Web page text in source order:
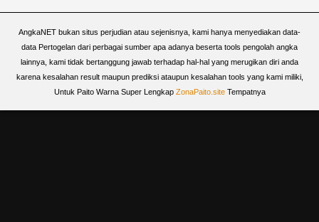
AngkaNET bukan situs perjudian atau sejenisnya, kami hanya menyediakan data-
data Pertogelan dari perbagai sumber apa adanya beserta tools pengolah angka
lainnya, kami tidak bertanggung jawab terhadap hal-hal yang merugikan diri anda
karena kesalahan result maupun prediksi ataupun kesalahan tools yang kami miliki,
Untuk Paito Warna Super Lengkap ZonaPaito.siteTempatnya